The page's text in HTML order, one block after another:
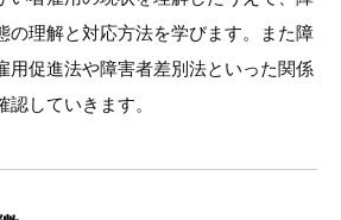
の理解と対応⽅法を学びます。また障
⽤促進法や障害者差別法といった関係
していきます。